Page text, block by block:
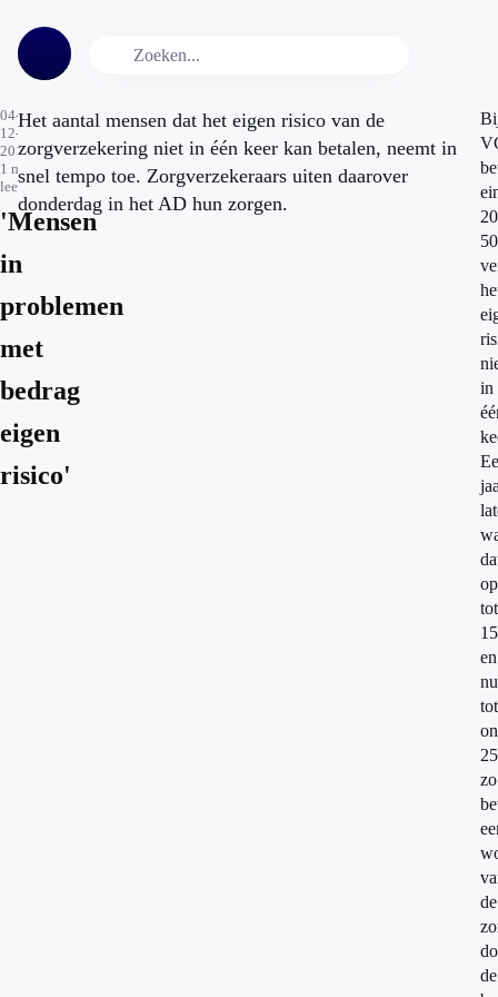
04-
12-
2014
1 min.
leestijd
'Mensen
in
problemen
met
bedrag
eigen
risico'
Het aantal mensen dat het eigen risico van de
zorgverzekering niet in één keer kan betalen, neemt in
snel tempo toe. Zorgverzekeraars uiten daarover
donderdag in het AD hun zorgen.
in
tot
en
nu
tot
zo
de
de